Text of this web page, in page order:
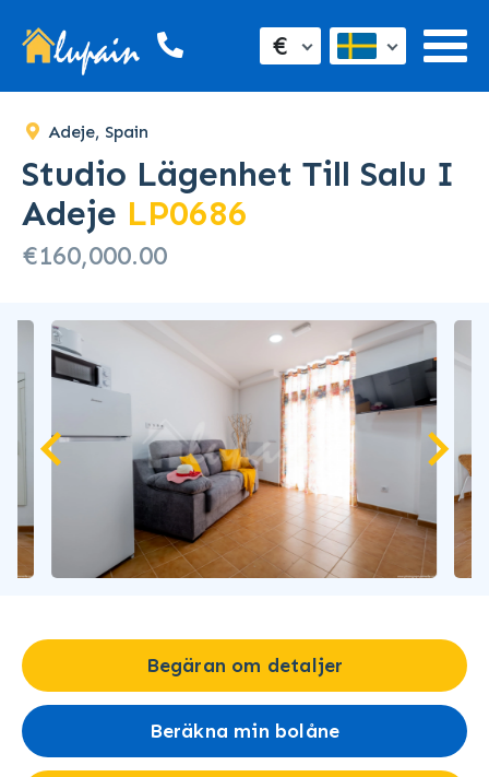
€
Adeje, Spain
Studio Lägenhet Till Salu I
Adeje LP0686
€160,000.00
SOLD
Begäran om detaljer
Beräkna min bolåne